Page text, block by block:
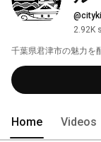
2.92K
千葉県君津市の魅力を
Home Videos